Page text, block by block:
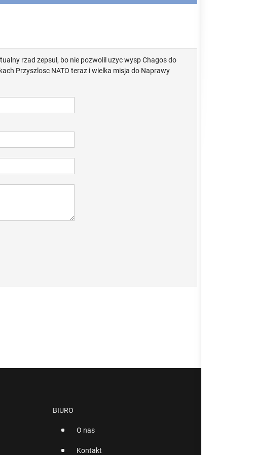
rzad zepsul, bo nie pozwolil uzyc wysp Chagos do
Przyszlosc NATO teraz i wielka misja do Naprawy
BIURO
O nas
Kontakt